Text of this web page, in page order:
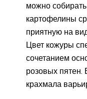
можно
картофелины
приятную на
Цвет кожуры
сочетанием
розовых
крахмала